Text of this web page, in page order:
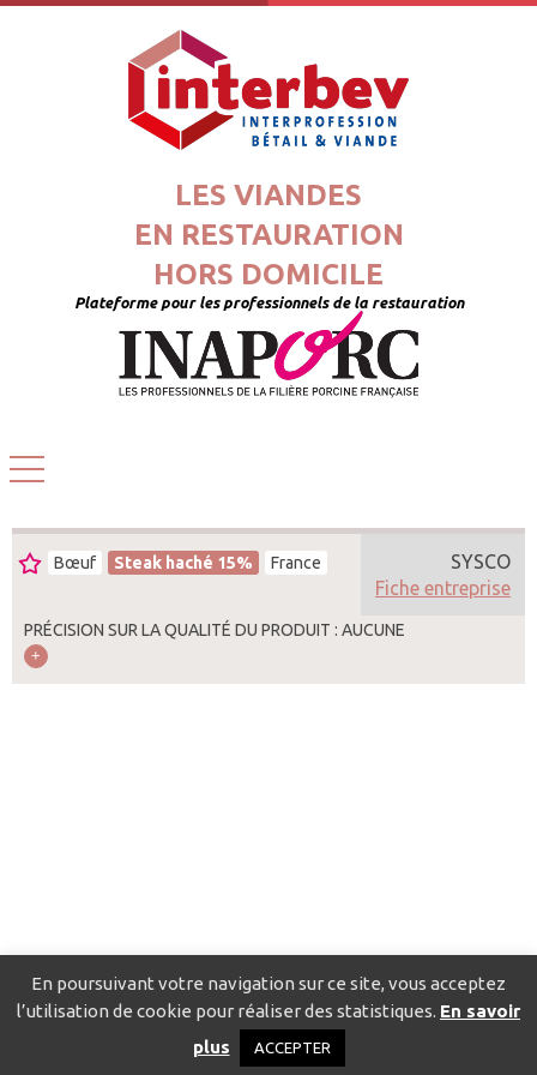
LES VIANDES
EN RESTAURATION
HORS DOMICILE
Plateforme pour les professionnels de la restauration
Bœuf Steak haché 15% France
PRÉCISION SUR LA QUALITÉ DU PRODUIT : AUCUNE
SYSCO
Fiche entreprise
Catalogue pour localiser les fournisseurs
Politique de confidentialité
En poursuivant votre navigation sur ce site, vous acceptez
l’utilisation de cookie pour réaliser des statistiques. En savoir
plus
ACCEPTER